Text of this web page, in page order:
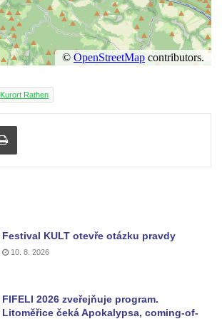
Kurort Rathen
Tisknout
Festival KULT otevře otázku pravdy
10. 8. 2026
FIFELI 2026 zveřejňuje program.
Litoměřice čeká Apokalypsa, coming-of-